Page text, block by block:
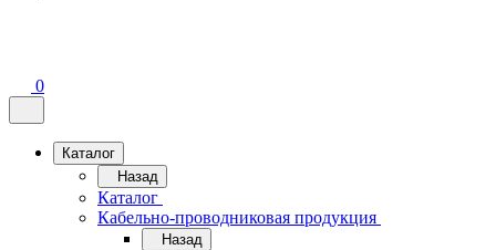
0
Каталог
Назад
Каталог
Кабельно-проводниковая продукция
Назад